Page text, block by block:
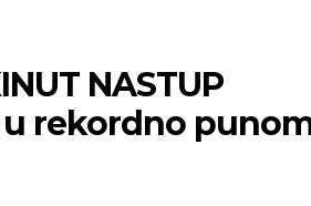
NASTUP
u rekordno